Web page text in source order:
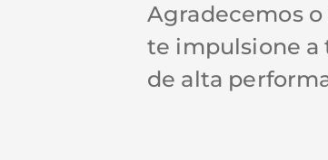
Agradecemos
te impulsione a
de alta